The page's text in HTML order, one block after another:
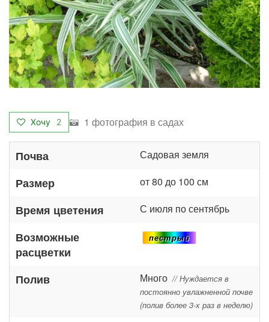
Хочу 2 1 фотография в садах
Почва Садовая земля
Размер от 80 до 100 см
Время цветения С июля по сентябрь
Возможные
расцветки
пестрый
Полив Много // Нуждается в
постоянно увлажненной почве
(полив более 3-х раз в неделю)